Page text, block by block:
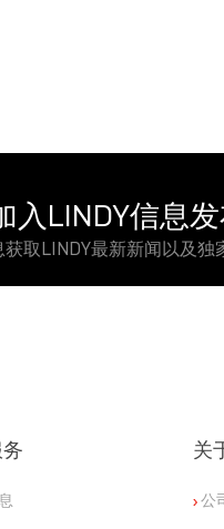
入LINDY信息
获取LINDY最新新闻以及独
关
公